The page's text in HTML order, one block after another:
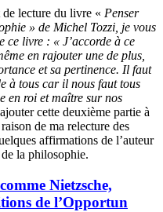
lecture du livre « Penser
» de Michel Tozzi, je vous
ce livre : « J’accorde à ce
en rajouter une de plus,
et sa pertinence. Il faut
à tous car il nous faut tous
en roi et maître sur nos
cette deuxième partie à
de ma relecture des
affirmations de l’auteur
la philosophie.
Nietzsche,
de l’Opportun